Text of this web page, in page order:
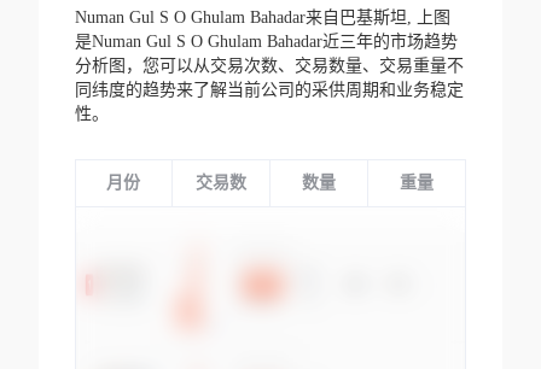
Numan Gul S O Ghulam Bahadar来自巴基斯坦,
上图
是Numan Gul S O Ghulam Bahadar近三年的市场趋势
分析图，您可以从交易次数、交易数量、交易重量不
同纬度的趋势来了解当前公司的采供周期和业务稳定
性。
月份 交易数 数量 重量